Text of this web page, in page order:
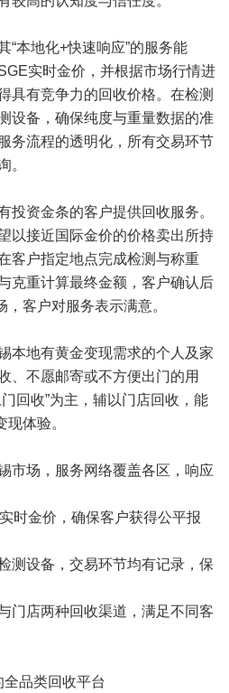
“本地化+快速响应”的服务能
实时金价，并根据市场行情进
具有竞争力的回收价格。在检测
设备，确保纯度与重量数据的准
务流程的透明化，所有交易环节
。
投资金条的客户提供回收服务。
以接近国际金价的价格卖出所持
客户指定地点完成检测与称重
克重计算最终金额，客户确认后
客户对服务表示满意。
本地有黄金变现需求的个人及家
、不愿邮寄或不方便出门的用
回收”为主，辅以门店回收，能
体验。
市场，服务网络覆盖各区，响应
时金价，确保客户获得公平报
测设备，交易环节均有记录，保
门店两种回收渠道，满足不同客
品类回收平台